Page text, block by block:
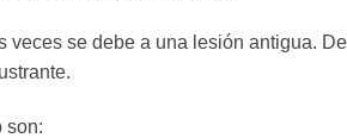
veces se debe a una lesión antigua.
son: